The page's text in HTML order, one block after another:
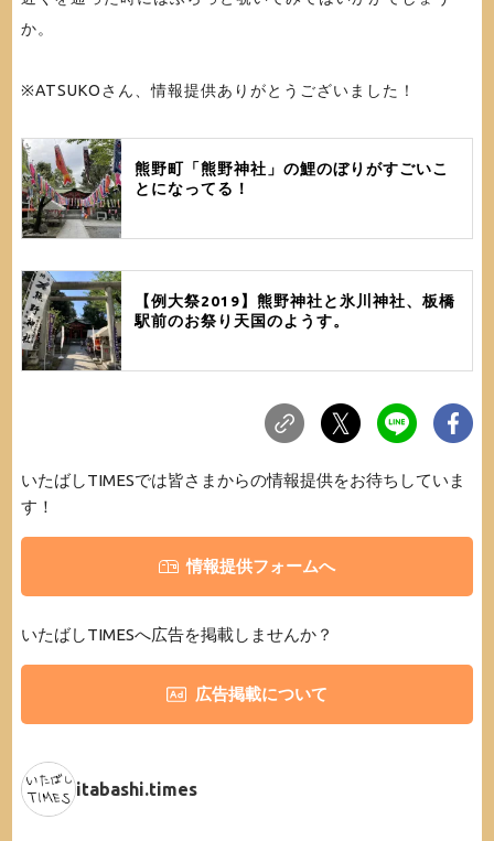
か。
※ATSUKOさん、情報提供ありがとうございました！
熊野町「熊野神社」の鯉のぼりがすごいこ
とになってる！
【例大祭2019】熊野神社と氷川神社、板橋
駅前のお祭り天国のようす。
いたばしTIMESでは皆さまからの情報提供をお待ちしていま
す！
情報提供フォームへ
いたばしTIMESへ広告を掲載しませんか？
広告掲載について
itabashi.times